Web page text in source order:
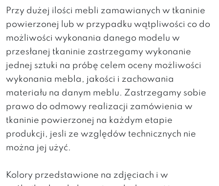
Przy dużej ilości mebli zamawianych w tkaninie
powierzonej lub w przypadku wątpliwości co do
możliwości wykonania danego modelu w
przesłanej tkaninie zastrzegamy wykonanie
jednej sztuki na próbę celem oceny możliwości
wykonania mebla, jakości i zachowania
materiału na danym meblu. Zastrzegamy sobie
prawo do odmowy realizacji zamówienia w
tkaninie powierzonej na każdym etapie
produkcji, jesli ze względów technicznych nie
można jej użyć.
Kolory przedstawione na zdjęciach i w